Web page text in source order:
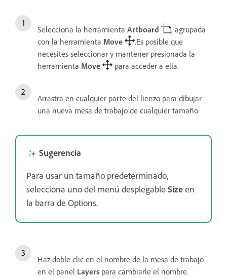
Selecciona la herramienta Artboard
, agrupada
con la herramienta Move
.Es posible que
necesites seleccionar y mantener presionada la
herramienta Move para acceder a ella.
Arrastra en cualquier parte del lienzo para dibujar
una nueva mesa de trabajo de cualquier tamaño.
Sugerencia
Para usar un tamaño predeterminado,
selecciona uno del menú desplegable Sizeen
la barra de Options.
Haz doble clic en el nombre de la mesa de trabajo
en el panel Layers para cambiarle el nombre.